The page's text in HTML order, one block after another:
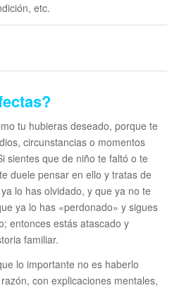
etc.
tu hubieras deseado, porque te
circunstancias o momentos
sientes que de niño te faltó o te
duele pensar en ello y tratas de
lo has olvidado, y que ya no te
ya lo has «perdonado» y sigues
entonces estás atascado y
familiar.
lo importante no es haberlo
con explicaciones mentales,